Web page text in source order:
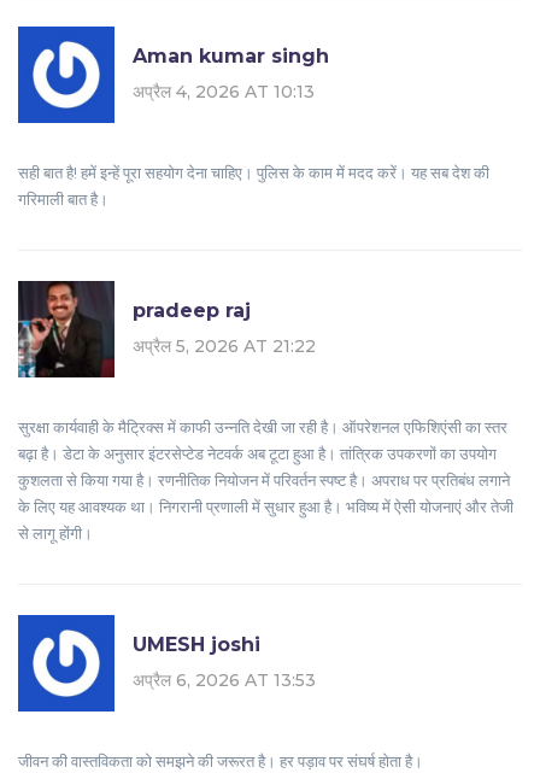
Aman kumar singh
अप्रैल 4, 2026 AT 10:13
सही बात है! हमें इन्हें पूरा सहयोग देना चाहिए। पुलिस के काम में मदद करें। यह सब देश की
गरिमाली बात है।
pradeep raj
अप्रैल 5, 2026 AT 21:22
सुरक्षा कार्यवाही के मैट्रिक्स में काफी उन्नति देखी जा रही है। ऑपरेशनल एफिशिएंसी का स्तर
बढ़ा है। डेटा के अनुसार इंटरसेप्टेड नेटवर्क अब टूटा हुआ है। तांत्रिक उपकरणों का उपयोग
कुशलता से किया गया है। रणनीतिक नियोजन में परिवर्तन स्पष्ट है। अपराध पर प्रतिबंध लगाने
के लिए यह आवश्यक था। निगरानी प्रणाली में सुधार हुआ है। भविष्य में ऐसी योजनाएं और तेजी
से लागू होंगी।
UMESH joshi
अप्रैल 6, 2026 AT 13:53
जीवन की वास्तविकता को समझने की जरूरत है। हर पड़ाव पर संघर्ष होता है।